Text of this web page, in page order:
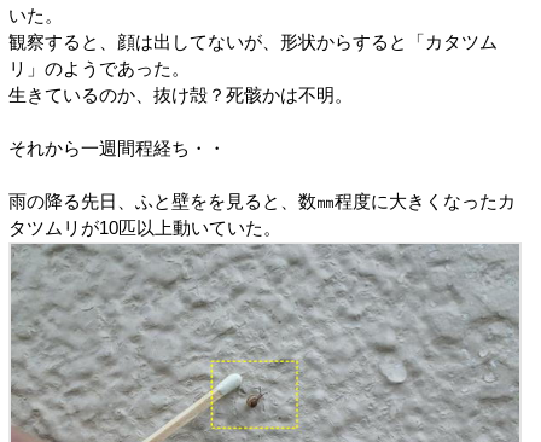
いた。
観察すると、顔は出してないが、形状からすると「カタツム
リ」のようであった。
生きているのか、抜け殻？死骸かは不明。
それから一週間程経ち・・
雨の降る先日、ふと壁をを見ると、数㎜程度に大きくなったカ
タツムリが10匹以上動いていた。